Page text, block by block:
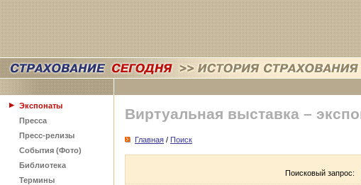
Экспонаты
Пресса
Пресс-релизы
События (Фото)
Библиотека
Термины
Виртуальная выставка –
Главная / Поиск
Поисковый запрос: